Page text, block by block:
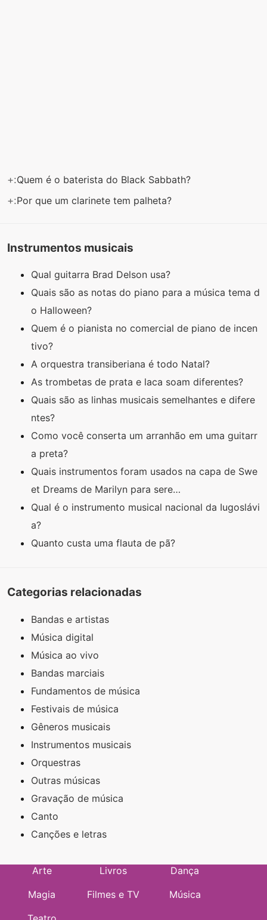
+:Quem é o baterista do Black Sabbath?
+:Por que um clarinete tem palheta?
Instrumentos musicais
Qual guitarra Brad Delson usa?
Quais são as notas do piano para a música tema d
o Halloween?
Quem é o pianista no comercial de piano de incen
tivo?
A orquestra transiberiana é todo Natal?
As trombetas de prata e laca soam diferentes?
Quais são as linhas musicais semelhantes e difere
ntes?
Como você conserta um arranhão em uma guitarr
a preta?
Quais instrumentos foram usados ​​​​na capa de Swe
et Dreams de Marilyn para sere…
Qual é o instrumento musical nacional da Iugoslávi
a?
Quanto custa uma flauta de pã?
Categorias relacionadas
Bandas e artistas
Música digital
Música ao vivo
Bandas marciais
Fundamentos de música
Festivais de música
Gêneros musicais
Instrumentos musicais
Orquestras
Outras músicas
Gravação de música
Canto
Canções e letras
Arte Livros
Dança
Magia
Filmes e TV
Música